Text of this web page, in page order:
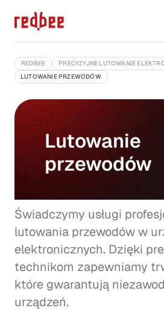
REDBEE
PRECYZYJNE LUTOWANIE
LUTOWANIE PRZEWODÓW
Lutowanie
przewodów
Świadczymy usługi
lutowania przewodów w
elektronicznych. Dzięki
technikom zapewniamy
które gwarantują
urządzeń.